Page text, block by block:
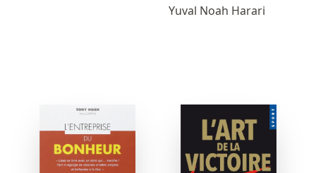
Yuval Noah Harari